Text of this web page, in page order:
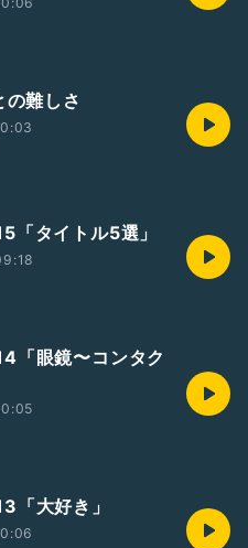
の難しさ
「タイトル5選」
「眼鏡〜コンタク
「大好き」